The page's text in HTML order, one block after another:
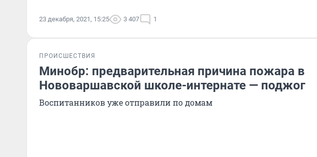
23 декабря, 2021, 15:25 3 407 1
ПРОИСШЕСТВИЯ
Минобр: предварительная причина пожара в
Нововаршавской школе-интернате — поджог
Воспитанников уже отправили по домам